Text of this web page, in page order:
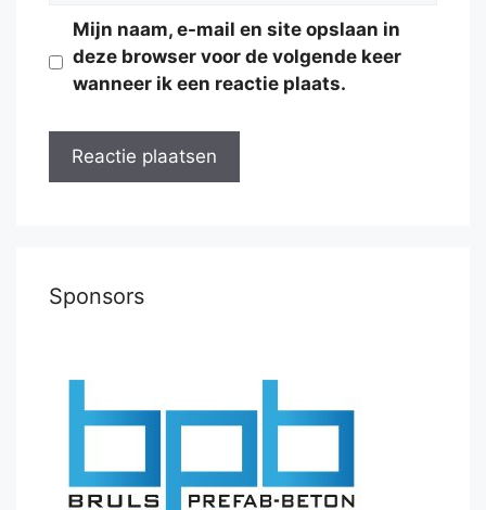
Mijn naam, e-mail en site opslaan in
deze browser voor de volgende keer
wanneer ik een reactie plaats.
Sponsors